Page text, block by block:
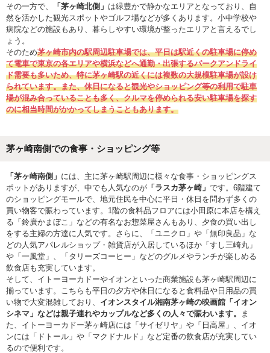
その一方で、
「茅ヶ崎北側」 は緑豊かで静かなエリアとなっており、自
然を活かした観光スポットやゴルフ場などが多くあります。小中学校や
病院などの施設もあり、暮らしやすい環境が整ったエリアと言えるでし
ょう。
そのため茅ヶ崎市内の駅周辺駐車場では、平日は駅近くの駐車場に停め
て電車で東京の各エリアや横浜などへ通勤・出張するパークアンドライ
ド需要も多いため、特に茅ヶ崎駅の近くには複数の大規模駐車場が設け
られています。また、休日になると観光やショッピング等の利用で駐車
場が混み合っていることも多く、クルマを停められる安い駐車場を探す
のに相当時間がかかってしまうこともあります。
茅ヶ崎南側での食事・ショッピング等
「茅ヶ崎南側」 には、主に茅ヶ崎駅周辺に様々な食事・ショッピングス
ポットがありますが、中でも人気なのが 「ラスカ茅ヶ崎」 です。6階建て
のショッピングモールで、地元住民を中心に平日・休日を問わず多くの
買い物客で賑わっています。1階の食料品フロアには小田原に本店を構え
る「鈴廣かまぼこ」などの有名なお惣菜屋さんもあり、夕食の買い出し
をする主婦の方達に人気です。さらに、「ユニクロ」や「無印良品」な
どの人気アパレルショップ・雑貨店が入居しているほか「すし三崎丸」
や「一風堂」、「タリーズコーヒー」などのグルメやランチが楽しめる
飲食店も充実しています。
そして、イトーヨーカドーやイオンといった商業施設も茅ヶ崎駅周辺に
揃っています。こちらも平日の夕方や休日になると食料品や日用品の買
い物で大変混雑しており、 イオンスタイル湘南茅ヶ崎の映画館「イオン
シネマ」などは親子連れやカップルなど多くの人々で賑わいます。
ま
た、イトーヨーカドー茅ヶ崎店には「サイゼリヤ」や「日高屋」、イオ
ンには「ドトール」や「マクドナルド」など定番の飲食店が充実してい
るので便利です。